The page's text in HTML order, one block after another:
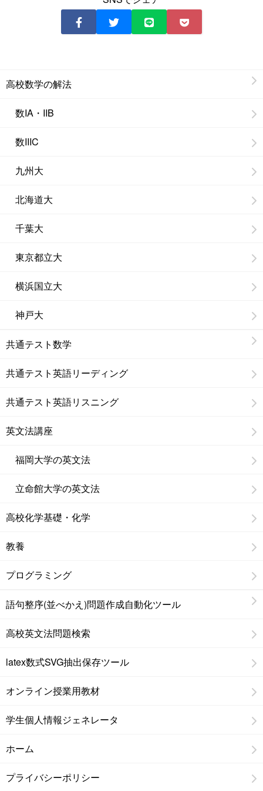
高校数学の解法
数IA・IIB
数IIIC
九州大
北海道大
千葉大
東京都立大
横浜国立大
神戸大
共通テスト数学
共通テスト英語リーディング
共通テスト英語リスニング
英文法講座
福岡大学の英文法
立命館大学の英文法
高校化学基礎・化学
教養
プログラミング
語句整序(並べかえ)問題作成自動化ツール
高校英文法問題検索
latex数式SVG抽出保存ツール
オンライン授業用教材
学生個人情報ジェネレータ
ホーム
プライバシーポリシー